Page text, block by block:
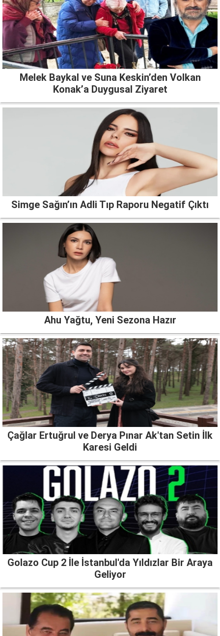
Melek Baykal ve Suna Keskin’den Volkan
Konak’a Duygusal Ziyaret
Simge Sağın’ın Adli Tıp Raporu Negatif Çıktı
Ahu Yağtu, Yeni Sezona Hazır
Çağlar Ertuğrul ve Derya Pınar Ak'tan Setin İlk
Karesi Geldi
Golazo Cup 2 İle İstanbul'da Yıldızlar Bir Araya
Geliyor